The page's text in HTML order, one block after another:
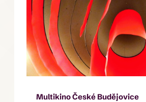
Multikino České Budějovice